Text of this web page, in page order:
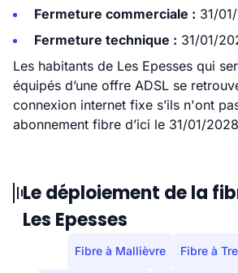
Fermeture commerciale : 31/
Fermeture technique : 31/01/
Les habitants de Les Epesses qui
équipés d’une offre ADSL se
connexion internet fixe s’ils n'ont
abonnement fibre d’ici le 31/01/
Le déploiement de la
Les Epesses
Fibre à Mallièvre Fibre à